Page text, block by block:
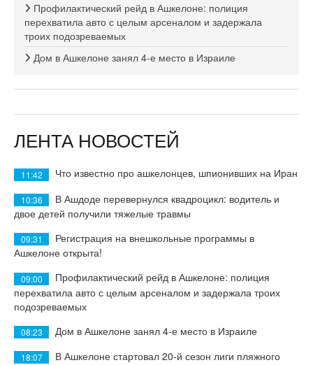
Профилактический рейд в Ашкелоне: полиция
перехватила авто с целым арсеналом и задержала
троих подозреваемых
Дом в Ашкелоне занял 4-е место в Израиле
ЛЕНТА НОВОСТЕЙ
11:42 Что известно про ашкелонцев, шпионивших на Иран
10:36
В Ашдоде перевернулся квадроцикл: водитель и
двое детей получили тяжелые травмы
09:31
Регистрация на внешкольные программы в
Ашкелоне открыта!
09:00
Профилактический рейд в Ашкелоне: полиция
перехватила авто с целым арсеналом и задержала троих
подозреваемых
08:23 Дом в Ашкелоне занял 4-е место в Израиле
18:07
В Ашкелоне стартовал 20-й сезон лиги пляжного